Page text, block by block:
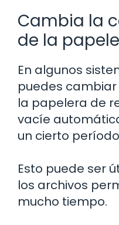
Cambia la
de la
En algunos
puedes
la papelera de
vacíe
un cierto
Esto puede ser
los archivos
mucho tiempo.